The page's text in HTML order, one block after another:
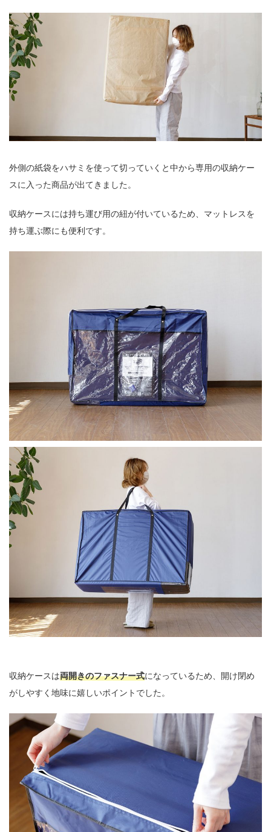
外側の紙袋をハサミを使って切っていくと中から専用の収納ケー
スに入った商品が出てきました。
収納ケースには持ち運び用の紐が付いているため、マットレスを
持ち運ぶ際にも便利です。
収納ケースは両開きのファスナー式になっているため、開け閉め
がしやすく地味に嬉しいポイントでした。